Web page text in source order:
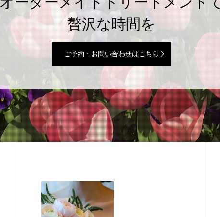
贅沢な時間を
ご予約・お問い合わせはこちら